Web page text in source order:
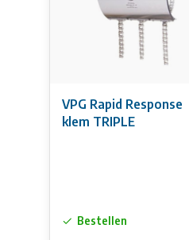
VPG Rapid Response
klem TRIPLE
Bestellen